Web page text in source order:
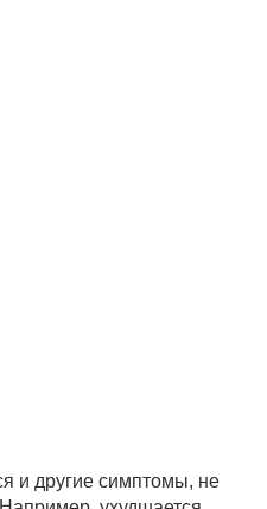
и другие симптомы, не